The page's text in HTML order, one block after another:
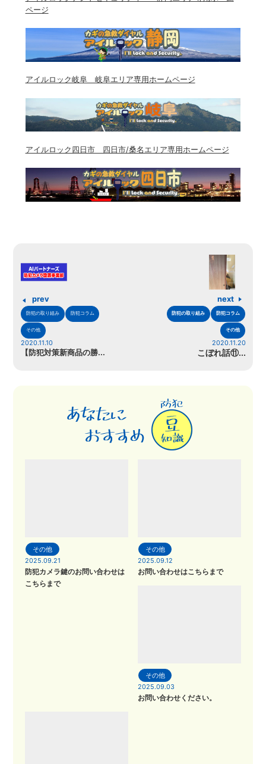
ページ
アイルロック岐阜 岐阜エリア専用ホームページ
アイルロック四日市 四日市/桑名エリア専用ホームページ
prev
防犯の取り組み 防犯コラム
その他
2020.11.10
【防犯対策新商品の勝...
next
防犯の取り組み 防犯コラム
その他
2020.11.20
こぼれ話⑪...
その他
2025.09.21
防犯カメラ鍵のお問い合わせは
こちらまで
その他
2025.09.12
お問い合わせはこちらまで
その他
2025.09.03
お問い合わせください。